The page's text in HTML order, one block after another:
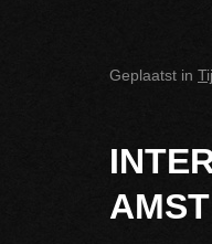
Geplaatst in